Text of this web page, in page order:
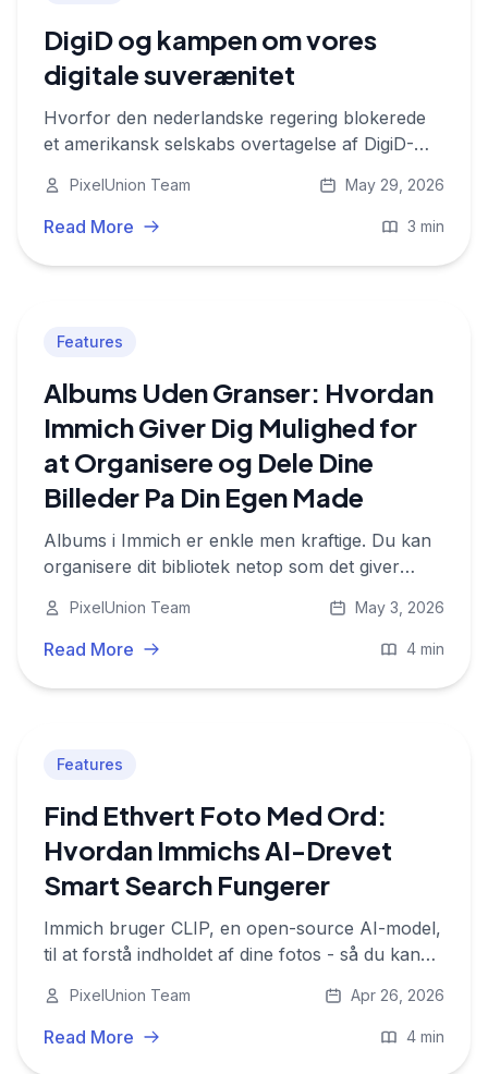
DigiD og kampen om vores
digitale suverænitet
Hvorfor den nederlandske regering blokerede
et amerikansk selskabs overtagelse af DigiD-
privatliv, digital autonomi og europæisk
datasuverænitet.
PixelUnion Team May 29, 2026
Read More 3 min
Features
Albums Uden Granser: Hvordan
Immich Giver Dig Mulighed for
at Organisere og Dele Dine
Billeder Pa Din Egen Made
Albums i Immich er enkle men kraftige. Du kan
organisere dit bibliotek netop som det giver
med familie eller venner privat, pa dine
betingelser.
PixelUnion Team May 3, 2026
Read More 4 min
Features
Find Ethvert Foto Med Ord:
Hvordan Immichs AI-Drevet
Smart Search Fungerer
Immich bruger CLIP, en open-source AI-model,
til at forstå indholdet af dine fotos - så du kan
'fødselsdagskage' og faktisk finde dem. Ingen
tags påkrævet.
PixelUnion Team Apr 26, 2026
Read More 4 min